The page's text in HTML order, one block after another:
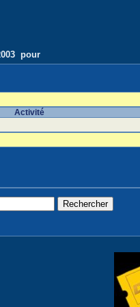
pour
Activité